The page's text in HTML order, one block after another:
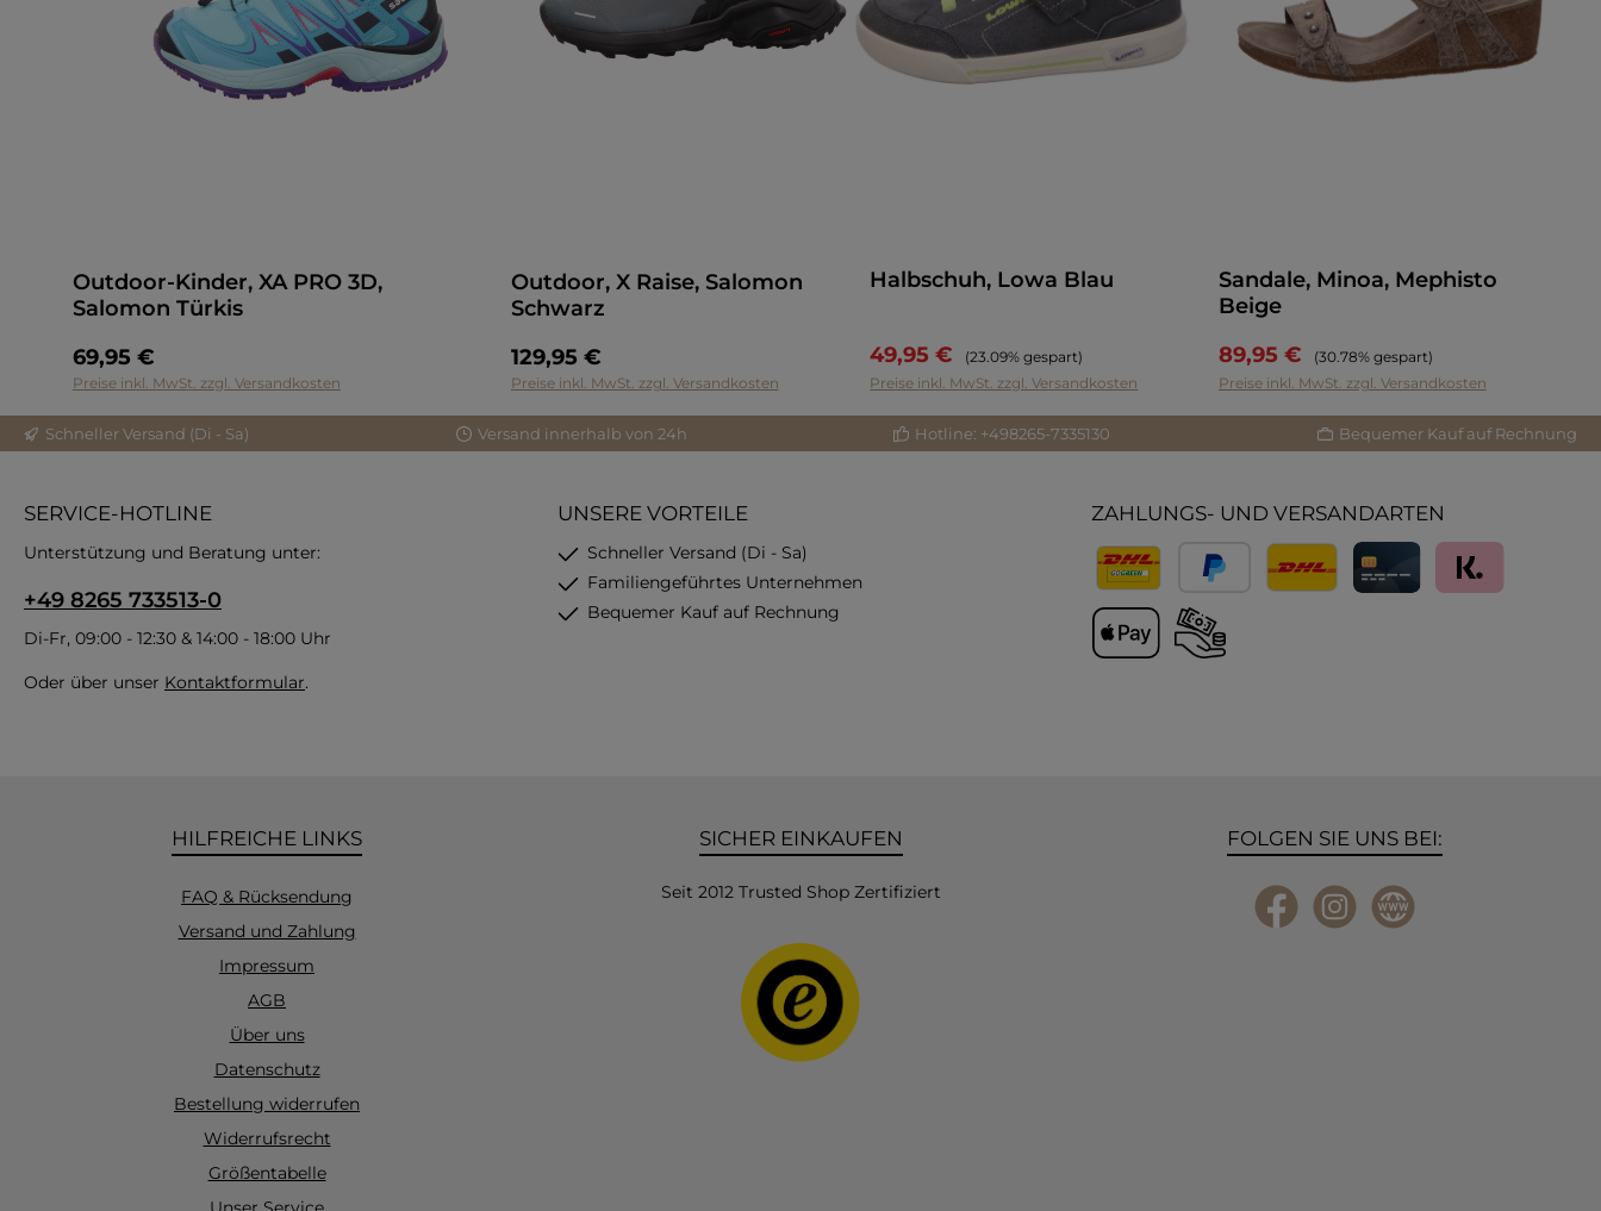
Outdoor-Kinder, XA PRO 3D,
Salomon Türkis
69,95 €
Preise inkl. MwSt. zzgl. Versandkosten
Outdoor, X Raise, Salomon
Schwarz
129,95 €
Preise inkl. MwSt. zzgl. Versandkosten
Halbschuh, Lowa Blau
49,95 € Regulärer Preis:
(23.09% gespart)
Preise inkl. MwSt. zzgl. Versandkosten
Sandale, Minoa, Mephisto
Beige
89,95 €
Regulärer Preis:
(30.78% gespart)
Preise inkl. MwSt. zzgl. Versandkosten
Schneller Versand (Di - Sa) Versand innerhalb von 24h Hotline: +498265-7335130 Bequemer Kauf auf Rechnung
SERVICE-HOTLINE
Unterstützung und Beratung unter:
+49 8265 733513-0
Di-Fr, 09:00 - 12:30 & 14:00 - 18:00 Uhr
Oder über unser Kontaktformular.
UNSERE VORTEILE
Schneller Versand (Di - Sa)
Familiengeführtes Unternehmen
Bequemer Kauf auf Rechnung
ZAHLUNGS- UND VERSANDARTEN
PayPal
Versand
HILFREICHE LINKS
FAQ & Rücksendung
Versand und Zahlung
Impressum
AGB
Über uns
Datenschutz
Bestellung widerrufen
Widerrufsrecht
Größentabelle
SICHER EINKAUFEN
Seit 2012 Trusted Shop Zertifiziert
FOLGEN SIE UNS BEI:
FacebookInstagramWebsite